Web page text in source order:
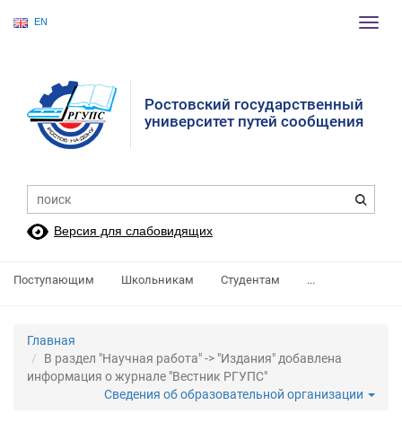
EN
Ростовский государственный
университет путей сообщения
Версия для слабовидящих
Поступающим Школьникам Студентам ...
Главная
В раздел "Научная работа" -> "Издания" добавлена
информация о журнале "Вестник РГУПС"
Сведения об образовательной организации